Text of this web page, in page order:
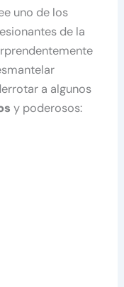
uno de los
de la
a algunos
y poderosos: